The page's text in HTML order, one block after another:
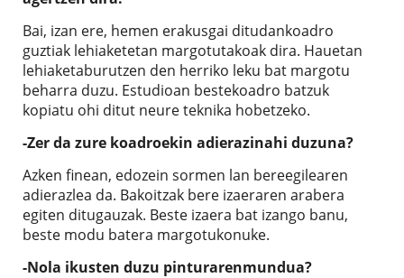
Bai, izan ere, hemen erakusgai ditudankoadro
guztiak lehiaketetan margotutakoak dira. Hauetan
lehiaketaburutzen den herriko leku bat margotu
beharra duzu. Estudioan bestekoadro batzuk
kopiatu ohi ditut neure teknika hobetzeko.
-Zer da zure koadroekin adierazinahi duzuna?
Azken finean, edozein sormen lan bereegilearen
adierazlea da. Bakoitzak bere izaeraren arabera
egiten ditugauzak. Beste izaera bat izango banu,
beste modu batera margotukonuke.
-Nola ikusten duzu pinturarenmundua?